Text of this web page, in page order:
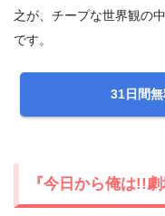
之が、チープな世界観の
です。
31日間
『今日から俺は!!